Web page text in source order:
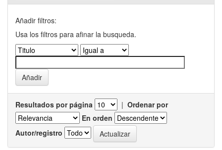
Añadir filtros:
Usa los filtros para afinar la busqueda.
Resultados por página | Ordenar por
En orden
Autor/registro